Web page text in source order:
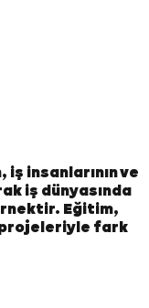
insanlarının ve
iş dünyasında
Eğitim,
fark